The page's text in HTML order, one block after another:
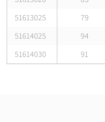
51613025
79
51614025
94
51614030
91